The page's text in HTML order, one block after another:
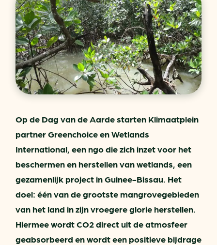
Op de Dag van de Aarde starten Klimaatplein
partner Greenchoice en Wetlands
International, een ngo die zich inzet voor het
beschermen en herstellen van wetlands, een
gezamenlijk project in Guinee-Bissau. Het
doel: één van de grootste mangrovegebieden
van het land in zijn vroegere glorie herstellen.
Hiermee wordt CO2 direct uit de atmosfeer
geabsorbeerd en wordt een positieve bijdrage